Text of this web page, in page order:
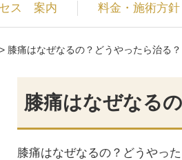
ス 案内 料金・施術方針
> 膝痛はなぜなるの？どうやったら治る？
膝痛はなぜなる
膝痛はなぜなるの？どうやっ